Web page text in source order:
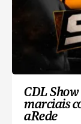
CDL
marciais
aRede